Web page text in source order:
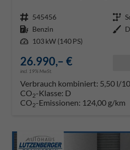
Fahrzeugnr. 545456 Getriebe
Kraftstoff Benzin Außenfarbe
Leistung 103 kW (140 PS)
26.990,– €
incl. 19% MwSt.
Verbrauch kombiniert: 5,50 l/
CO2-Klasse: D
CO2-Emissionen: 124,00 g/km